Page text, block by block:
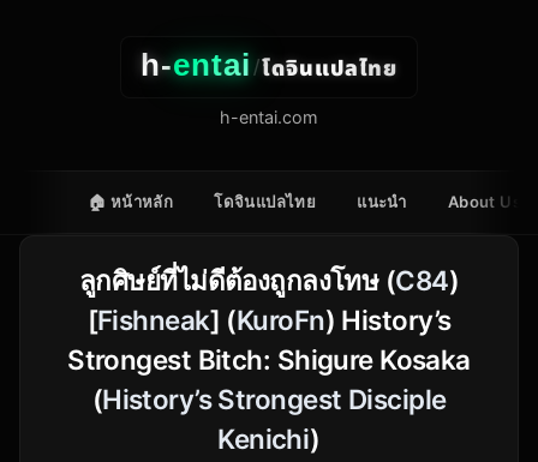
h-entai/โดจินแปลไทย
h-entai.com
🏠 หน้าหลัก โดจินแปลไทย แนะนำ About Us
ลูกศิษย์ที่ไม่ดีต้องถูกลงโทษ (C84)
[Fishneak] (KuroFn) History’s
Strongest Bitch: Shigure Kosaka
(History’s Strongest Disciple
Kenichi)